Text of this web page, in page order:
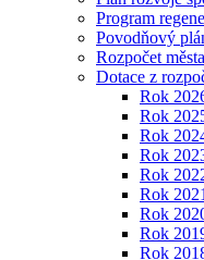
Program
Povodňový
Rozpočet města
Dotace z
Rok
Rok
Rok
Rok
Rok
Rok 2021
Rok
Rok
Rok